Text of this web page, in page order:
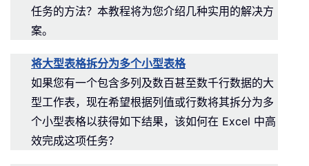
任务的方法？本教程将为您介绍几种实用的解决方
案。
将大型表格拆分为多个小型表格
如果您有一个包含多列及数百甚至数千行数据的大
型工作表，现在希望根据列值或行数将其拆分为多
个小型表格以获得如下结果，该如何在 Excel 中高
效完成这项任务？